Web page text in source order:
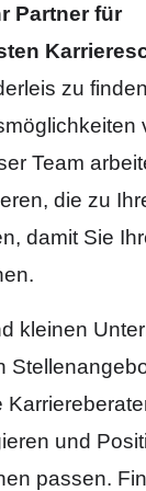
Partner für
zu
Team
die zu
damit Sie
kleinen
und
passen.